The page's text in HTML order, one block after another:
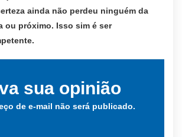
ainda não perdeu ninguém da
ou próximo. Isso sim é ser
sua opinião
de e-mail não será publicado.